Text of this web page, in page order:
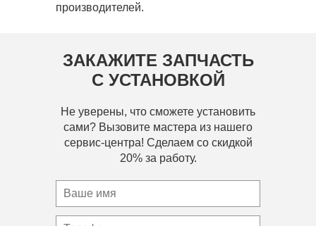
производителей.
ЗАКАЖИТЕ ЗАПЧАСТЬ
С УСТАНОВКОЙ
Не уверены, что сможете установить
сами? Вызовите мастера из нашего
сервис-центра! Сделаем со скидкой
20% за работу.